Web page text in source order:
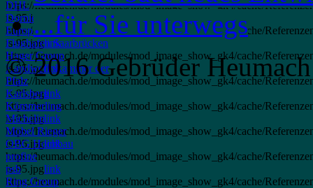
https://heumach.de/modules/mod_image_show_gk4/cache/
is-95.jpg
link
https://heumach.de/modules/mod_image_show_gk4/cache/
is-95.jpglink
https://heumach.de/modules/mod_image_show_gk4/cache/
is-95.jpglink
https://heumach.de/modules/mod_image_show_gk4/cache/
is-95.jpglink
https://heumach.de/modules/mod_image_show_gk4/cache/
is-95.jpglink
https://heumach.de/modules/mod_image_show_gk4/cache/
is-95.jpglink
https://heumach.de/modules/mod_image_show_gk4/cache/
is-95.jpglink
https://heumach.de/modules/mod_image_show_gk4/cache/
DHL
Dornier
Europäischer Hof
Flughafen Saarbrücken
Hager Group
Handwerkskammer der
Pfalz
Karlsberg
Kömmerling
Michelin
Möbel Rieger
OBG Hochbau
profine
psb
Ring Group
...für Sie unterwegs
© 2016 Gebrüder